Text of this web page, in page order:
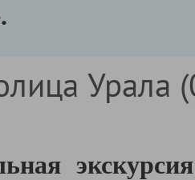
Урала